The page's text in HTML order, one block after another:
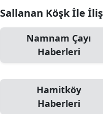
Sallanan Köşk İle
Namnam Çayı
Haberleri
Hamitköy
Haberleri